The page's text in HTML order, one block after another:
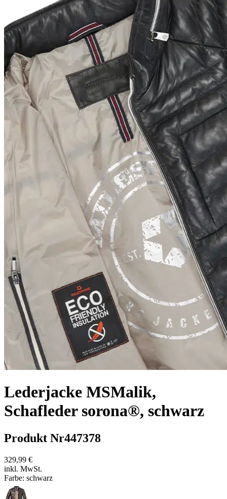
Lederjacke MSMalik,
Schafleder sorona®, schwarz
Produkt Nr447378
329,99 €
inkl. MwSt.
Farbe: schwarz